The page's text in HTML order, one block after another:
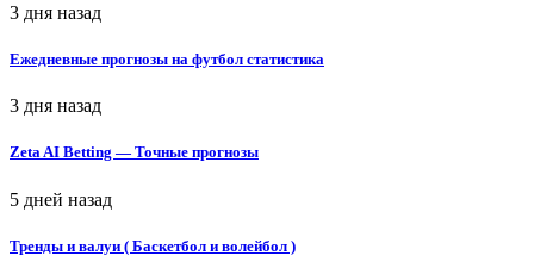
3 дня назад
Ежедневные прогнозы на футбол статистика
3 дня назад
Zeta AI Betting — Точные прогнозы
5 дней назад
Тренды и валуи ( Баскетбол и волейбол )